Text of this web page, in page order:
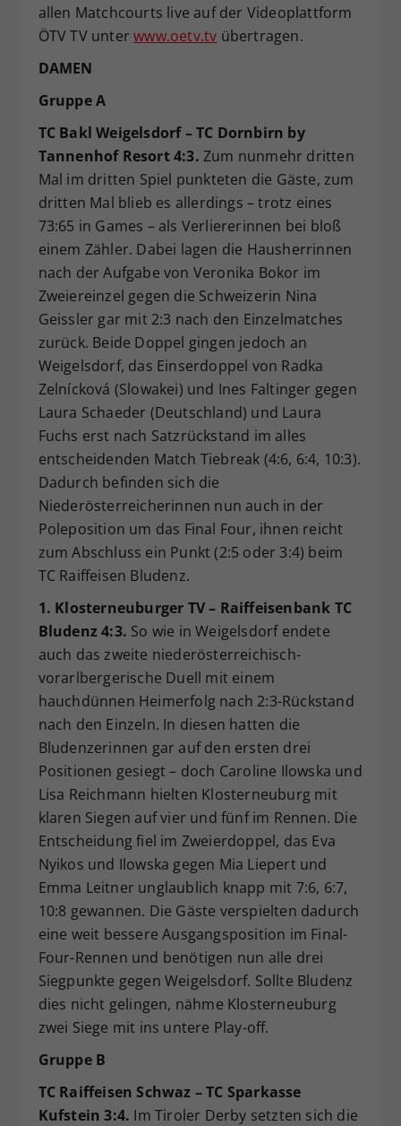
allen Matchcourts live auf der Videoplattform
ÖTV TV unterwww.oetv.tv übertragen.
DAMEN
Gruppe A
TC Bakl Weigelsdorf – TC Dornbirn by
Tannenhof Resort 4:3. Zum nunmehr dritten
Mal im dritten Spiel punkteten die Gäste, zum
dritten Mal blieb es allerdings – trotz eines
73:65 in Games – als Verliererinnen bei bloß
einem Zähler. Dabei lagen die Hausherrinnen
nach der Aufgabe von Veronika Bokor im
Zweiereinzel gegen die Schweizerin Nina
Geissler gar mit 2:3 nach den Einzelmatches
zurück. Beide Doppel gingen jedoch an
Weigelsdorf, das Einserdoppel von Radka
Zelnícková (Slowakei) und Ines Faltinger gegen
Laura Schaeder (Deutschland) und Laura
Fuchs erst nach Satzrückstand im alles
entscheidenden Match Tiebreak (4:6, 6:4, 10:3).
Dadurch befinden sich die
Niederösterreicherinnen nun auch in der
Poleposition um das Final Four, ihnen reicht
zum Abschluss ein Punkt (2:5 oder 3:4) beim
TC Raiffeisen Bludenz.
1. Klosterneuburger TV – Raiffeisenbank TC
Bludenz 4:3. So wie in Weigelsdorf endete
auch das zweite niederösterreichisch-
vorarlbergerische Duell mit einem
hauchdünnen Heimerfolg nach 2:3-Rückstand
nach den Einzeln. In diesen hatten die
Bludenzerinnen gar auf den ersten drei
Positionen gesiegt – doch Caroline Ilowska und
Lisa Reichmann hielten Klosterneuburg mit
klaren Siegen auf vier und fünf im Rennen. Die
Entscheidung fiel im Zweierdoppel, das Eva
Nyikos und Ilowska gegen Mia Liepert und
Emma Leitner unglaublich knapp mit 7:6, 6:7,
10:8 gewannen. Die Gäste verspielten dadurch
eine weit bessere Ausgangsposition im Final-
Four-Rennen und benötigen nun alle drei
Siegpunkte gegen Weigelsdorf. Sollte Bludenz
dies nicht gelingen, nähme Klosterneuburg
zwei Siege mit ins untere Play-off.
Gruppe B
TC Raiffeisen Schwaz – TC Sparkasse
Kufstein 3:4. Im Tiroler Derby setzten sich die